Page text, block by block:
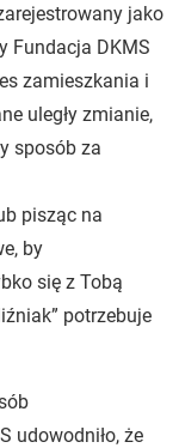
jako
Fundacja DKMS
zamieszkania i
uległy zmianie,
sposób za
pisząc na
by
się z Tobą
potrzebuje
udowodniło, że